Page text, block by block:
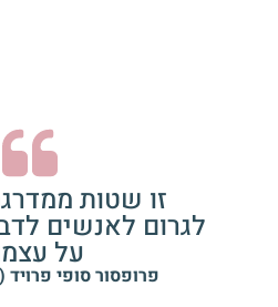
זו שטות
לגרום לאנשים
על
פרופסור סופי